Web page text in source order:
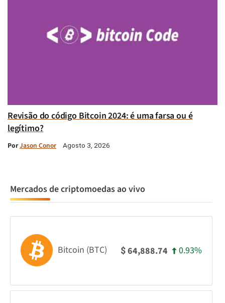
Revisão do código Bitcoin 2024: é uma farsa ou é
legítimo?
PorJason Conor Agosto 3, 2026
Mercados de criptomoedas ao vivo
Bitcoin (BTC) $64,888.74 0.93%